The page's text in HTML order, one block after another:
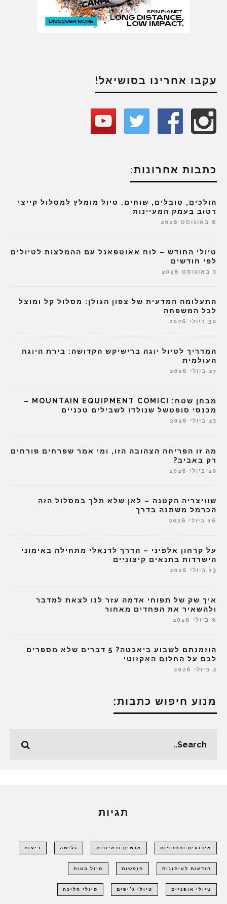
עקבו אחרינו בסושיאל!
כתבות אחרונות:
הולכים, טובלים, שוחים. טיול מומלץ למסלול קייצי
רטוב בעמק המעיינות
6 באוגוסט 2026
טיולי החודש – לוח אאוטפאנל עם ההמלצות לטיולים
לפי חודשים
3 באוגוסט 2026
התעלומה המדעית של צפון הגולן: מסלול קל ומוצל
לכל המשפחה
30 ביולי 2026
המדריך לטיול יוגה ברישיקש הקדושה: בירת היוגה
העולמית
27 ביולי 2026
מבחן שטח: MOUNTAIN EQUIPMENT COMICI –
מכנסי סופטשל שנולדו לשבילים טכניים
23 ביולי 2026
מה זו הפריחה הצהובה הזו, ומי אמר שפרחים פורחים
רק באביב?
20 ביולי 2026
שוויצריה הקטנה – לאן שלא תלך במסלול הזה
הכרמל משתנה בדרך
16 ביולי 2026
על קרחון אלפיני – הדרך לדנאלי מתחילה באימוני
הישרדות בתנאים קיצוניים
13 ביולי 2026
איך שק של תפוחי אדמה עזר לנו לצאת למדבר
ולהשאיר את הפחדים מאחור
9 ביולי 2026
הוזמנתם לשבוע ביאכטה? 5 דברים שלא מספרים
לכם על החלום האקזוטי
2 ביולי 2026
מנוע חיפוש כתבות:
תגיות
אירועים ותחרויות אנשים וראיונות גלישה דיעות
הודעות לעיתונות חופשות טיול בטוח
טיולי אופניים טיולי ג'יפים טיולי הליכה